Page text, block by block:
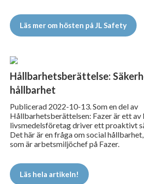
Läs mer om hösten på JL Safety
Hållbarhetsberättelse:
hållbarhet
Publicerad 2022-10-13. Som en del av
Hållbarhetsberättelsen: Fazer är ett
livsmedelsföretag driver ett proaktivt
Det här är en fråga om social
som är arbetsmiljöchef på Fazer.
Läs hela artikeln!